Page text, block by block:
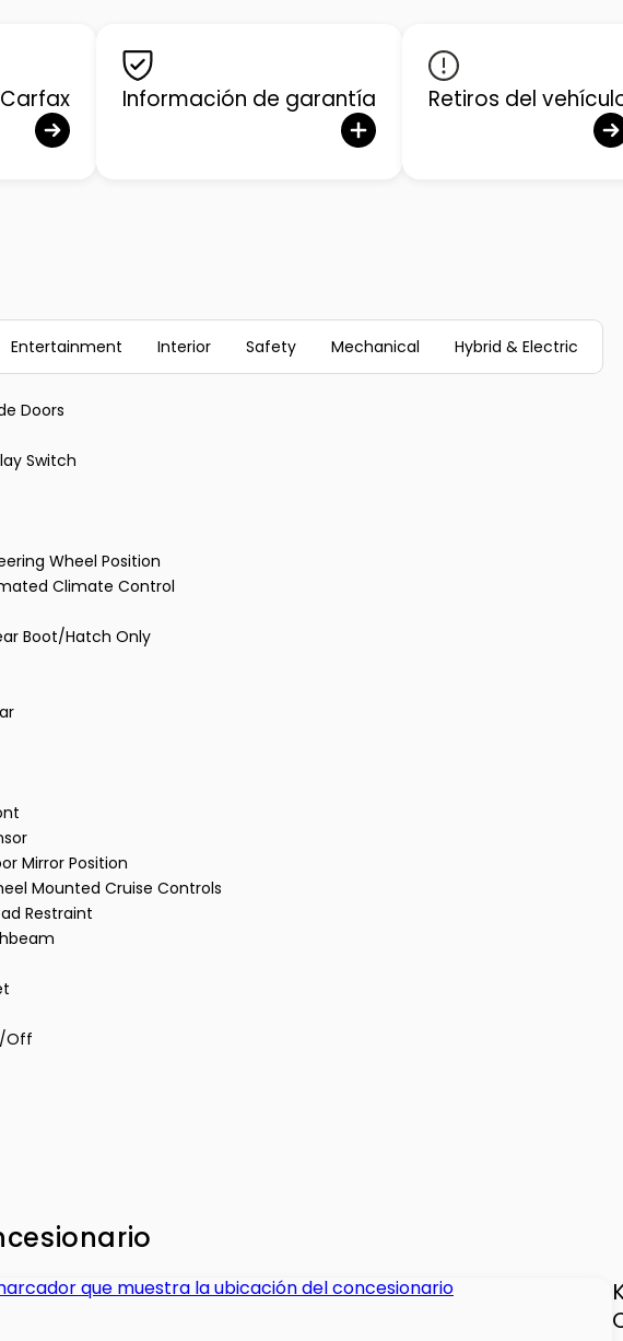
Información de garantía Retiros del
Entertainment Interior Safety Mechanical
Hybrid & Electric
Doors
Switch
Wheel Position
Climate Control
Boot/Hatch Only
Mirror Position
Mounted Cruise Controls
Restraint
Off